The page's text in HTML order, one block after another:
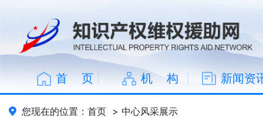
首 页 机 构 新闻资
您现在的位置： 首页 > 中心风采展示